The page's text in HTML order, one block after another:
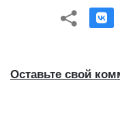
Оставьте свой